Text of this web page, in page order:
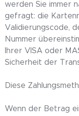
werden Sie immer
gefragt: die
Validierungscode,
Nummer
Ihrer VISA oder
Sicherheit der
Diese
Wenn der Betrag